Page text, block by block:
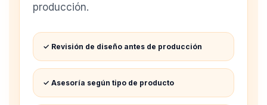
producción.
✓ Revisión de diseño antes de producción
✓ Asesoría según tipo de producto